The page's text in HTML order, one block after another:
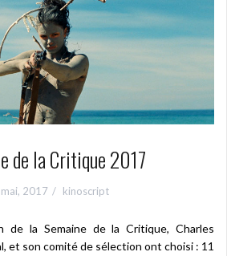
de la Critique 2017
2017 kinoscript
de la Semaine de la Critique, Charles
et son comité de sélection ont choisi : 11